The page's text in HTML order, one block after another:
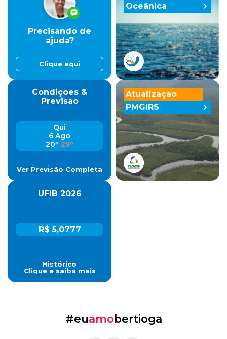
Oceânica
Precisando de
ajuda?
Clique aqui
Condições &
Previsão
Qui
6 Ago
20º 29º
Ver Previsão Completa
UFIB 2026
R$ 5,0777
Histórico
Clique e saiba mais
Atualização
PMGIRS
#euamobertioga